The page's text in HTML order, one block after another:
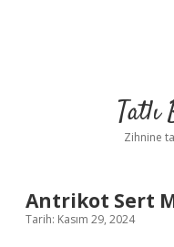
Tatlı
Zihnine
Antrikot Sert
Tarih: Kasım 29, 2024